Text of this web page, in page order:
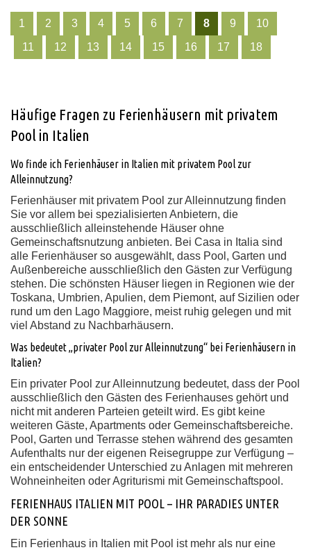
1 2 3 4 5 6 7 8 9
10
11
12 13 14 15 16 17 18
Häufige Fragen zu Ferienhäusern mit privatem
Pool in Italien
Wo finde ich Ferienhäuser in Italien mit privatem Pool zur
Alleinnutzung?
Ferienhäuser mit privatem Pool zur Alleinnutzung finden
Sie vor allem bei spezialisierten Anbietern, die
ausschließlich alleinstehende Häuser ohne
Gemeinschaftsnutzung anbieten. Bei Casa in Italia sind
alle Ferienhäuser so ausgewählt, dass Pool, Garten und
Außenbereiche ausschließlich den Gästen zur Verfügung
stehen. Die schönsten Häuser liegen in Regionen wie der
Toskana, Umbrien, Apulien, dem Piemont, auf Sizilien oder
rund um den Lago Maggiore, meist ruhig gelegen und mit
viel Abstand zu Nachbarhäusern.
Was bedeutet „privater Pool zur Alleinnutzung“ bei Ferienhäusern in
Italien?
Ein privater Pool zur Alleinnutzung bedeutet, dass der Pool
ausschließlich den Gästen des Ferienhauses gehört und
nicht mit anderen Parteien geteilt wird. Es gibt keine
weiteren Gäste, Apartments oder Gemeinschaftsbereiche.
Pool, Garten und Terrasse stehen während des gesamten
Aufenthalts nur der eigenen Reisegruppe zur Verfügung –
ein entscheidender Unterschied zu Anlagen mit mehreren
Wohneinheiten oder Agriturismi mit Gemeinschaftspool.
FERIENHAUS ITALIEN MIT POOL – IHR PARADIES UNTER
DER SONNE
Ein Ferienhaus in Italien mit Pool ist mehr als nur eine